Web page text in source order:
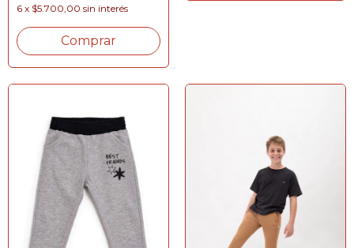
6 x $5.700,00 sin interés
Comprar